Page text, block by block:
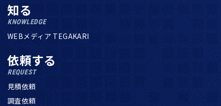
知る
KNOWLEDGE
WEBメディア TEGAKARI
依頼する
REQUEST
見積依頼
調査依頼